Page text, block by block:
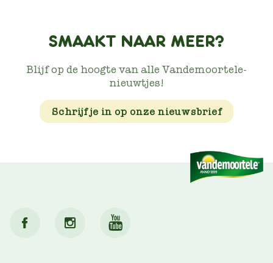
SMAAKT NAAR MEER?
Blijf op de hoogte van alle Vandemoortele-
nieuwtjes!
Schrijf je in op onze nieuwsbrief